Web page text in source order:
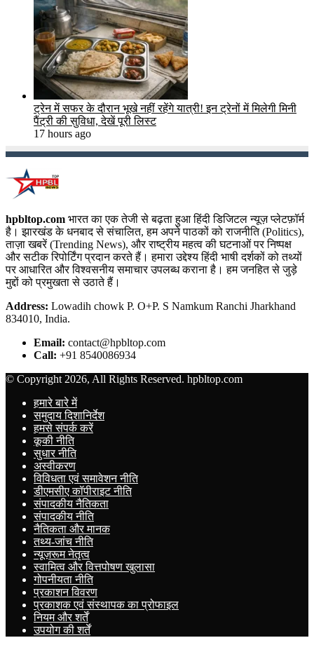
ट्रेन में सफर के दौरान भूखे नहीं रहेंगे यात्री! इन ट्रेनों में मिलेगी मिनी
पैंट्री की सुविधा, देखें पूरी लिस्ट
17 hours ago
hpbltop.com भारत का एक तेजी से बढ़ता हुआ हिंदी डिजिटल न्यूज़ प्लेटफ़ॉर्म
है। झारखंड के धनबाद से संचालित, हम अपने पाठकों को राजनीति (Politics),
ताज़ा खबरें (Trending News), और राष्ट्रीय महत्व की घटनाओं पर निष्पक्ष
और सटीक रिपोर्टिंग प्रदान करते हैं। हमारा उद्देश्य हिंदी भाषी दर्शकों को तथ्यों
पर आधारित और विश्वसनीय समाचार उपलब्ध कराना है। हम जनहित से जुड़े
मुद्दों को प्रमुखता से उठाते हैं।
Address: Lowadih chowk P. O+P. S Namkum Ranchi Jharkhand
834010, India.
Email: contact@hpbltop.com
Call: +91 8540086934
© Copyright 2026, All Rights Reserved. hpbltop.com
हमारे बारे में
समुदाय दिशानिर्देश
हमसे संपर्क करें
कूकी नीति
सुधार नीति
अस्वीकरण
विविधता एवं समावेशन नीति
डीएमसीए कॉपीराइट नीति
संपादकीय नैतिकता
संपादकीय नीति
नैतिकता और मानक
तथ्य-जांच नीति
न्यूज़रूम नेतृत्व
स्वामित्व और वित्तपोषण खुलासा
गोपनीयता नीति
प्रकाशन विवरण
प्रकाशक एवं संस्थापक का प्रोफाइल
नियम और शर्तें
उपयोग की शर्तें